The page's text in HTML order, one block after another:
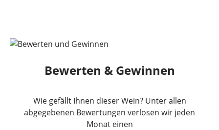
Bewerten & Gewinnen
Wie gefällt Ihnen dieser Wein? Unter allen
abgegebenen Bewertungen verlosen wir jeden
Monat einen